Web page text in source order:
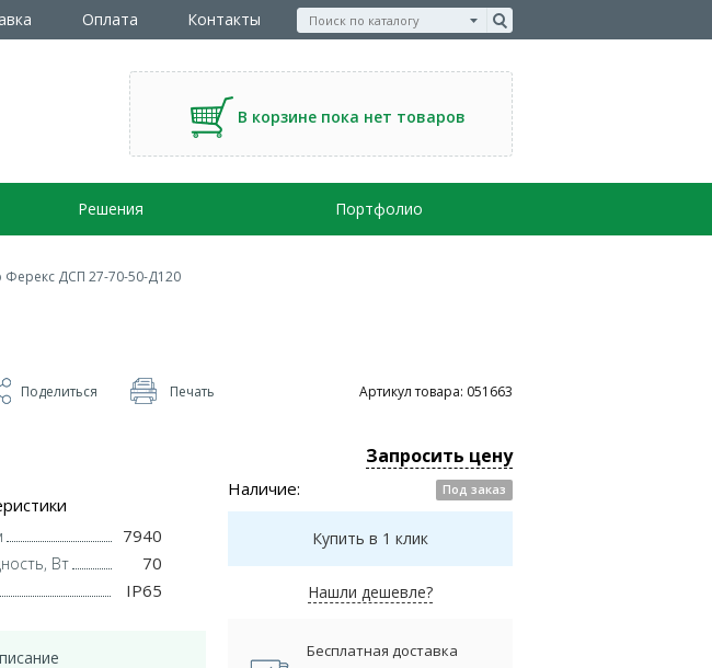
Оплата Контакты
В корзине пока нет товаров
Решения Портфолио
Ферекс ДСП 27-70-50-Д120
Поделиться Печать Артикул товара: 051663
7940
Вт 70
IP65
Запросить цену
Наличие: Под заказ
Купить в 1 клик
Нашли дешевле?
Бесплатная доставка